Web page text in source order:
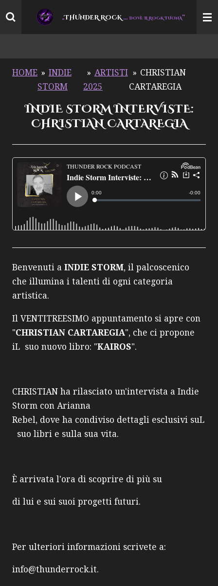
Vai
„THUNDER ROCK… DOVE IL ROCK TUONA“
HOME » INDIE
STORM
» ARTISTI
2025
» CHRISTIAN
CARTAREGIA
INDIE STORM INTERVISTE:
CHRISTIAN CARTAREGIA
Benvenuti a INDIE STORM, il palcoscenico
che illumina i talenti di ogni categoria
artistica.
Il VENTITREESIMO appuntamento si apre con
"CHRISTIAN CARTAREGIA", che ci propone
iL suo nuovo libro: "KAIROS".
CHRISTIAN ha rilasciato un'intervista a Indie
Storm con Arianna
Rebel, dove ha condiviso dettagli esclusivi suL
suo libri e sulla sua vita.
È arrivata l'ora di scoprire di più su
di lui e sui suoi progetti futuri.
Per ulteriori informazioni scrivete a:
info@thunderrock.it.